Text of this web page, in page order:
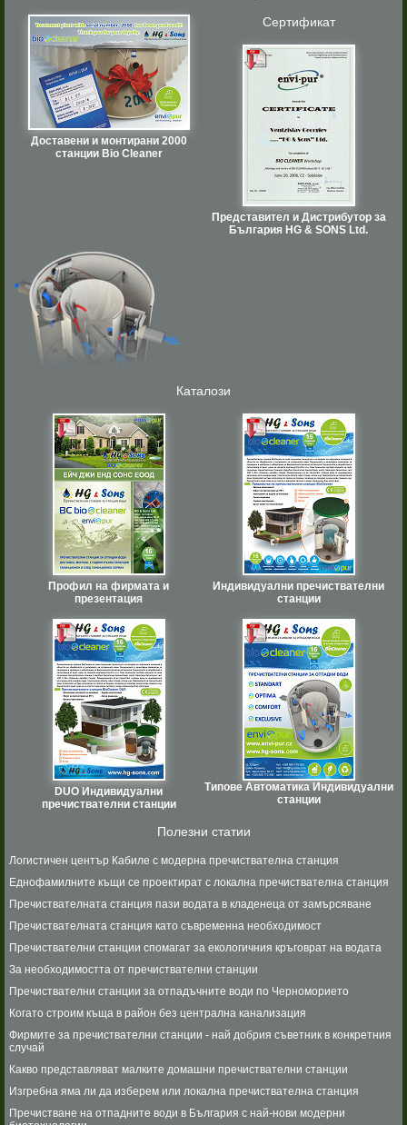
Доставени и монтирани 2000
станции Bio Cleaner
Сертификат
Представител и Дистрибутор за
България HG & SONS Ltd.
Каталози
Профил на фирмата и
презентация
Индивидуални пречиствателни
станции
DUO Индивидуални
пречиствателни станции
Типове Автоматика Индивидуални
станции
Полезни статии
Логистичен център Кабиле с модерна пречиствателна станция
Еднофамилните къщи се проектират с локална пречиствателна станция
Пречиствателната станция пази водата в кладенеца от замърсяване
Пречиствателната станция като съвременна необходимост
Пречиствателни станции спомагат за екологичния кръговрат на водата
За необходимостта от пречиствателни станции
Пречиствателни станции за отпадъчните води по Черноморието
Когато строим къща в район без централна канализация
Фирмите за пречиствателни станции - най добрия съветник в конкретния
случай
Какво представляват малките домашни пречиствателни станции
Изгребна яма ли да изберем или локална пречиствателна станция
Пречистване на отпадните води в България с най-нови модерни